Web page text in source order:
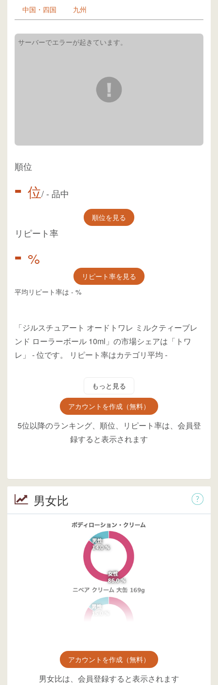
中国・四国 九州
順位
- 位/- 品中
順位を見る
リピート率
- %
リピート率を見る
平均リピート率は - %
「ジルスチュアート オードトワレ ミルクティーブレ
ンド ローラーボール 10ml」の市場シェアは「トワ
レ」 -位です。 リピート率はカテゴリ平均 -
もっと見る
アカウントを作成（無料）
5位以降のランキング、順位、リピート率は、会員登
録すると表示されます
男女比
アカウントを作成（無料）
男女比は、会員登録すると表示されます